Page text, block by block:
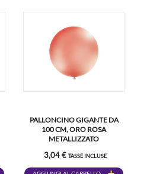
PALLONCINO GIGANTE DA
100 CM, ORO ROSA
METALLIZZATO
3,04 € TASSE INCLUSE